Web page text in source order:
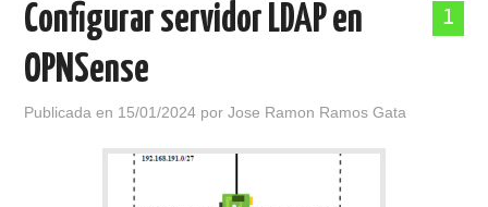
1
Configurar servidor LDAP en
OPNSense
Publicada en 15/01/2024 porJose Ramon Ramos Gata